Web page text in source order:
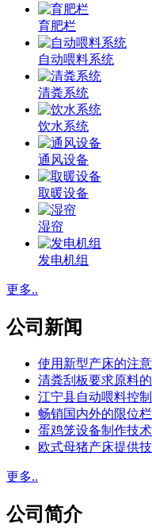
育肥栏
自动喂料系统
清粪系统
饮水系统
通风设备
取暖设备
湿帘
发电机组
更多..
公司新闻
使用新型产床的注
清粪刮板要求原料
江宁县自动喂料控
畅销国内外的限位栏
蛋鸡笼设备制作技
欧式母猪产床提供
更多..
公司简介